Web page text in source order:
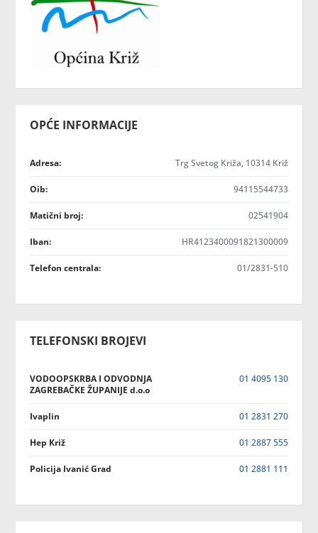
OPĆE INFORMACIJE
Adresa: Trg Svetog Križa, 10314 Križ
Oib: 94115544733
Matični broj: 02541904
Iban: HR4123400091821300009
Telefon centrala: 01/2831-510
TELEFONSKI BROJEVI
VODOOPSKRBA I ODVODNJA
ZAGREBAČKE ŽUPANIJE d.o.o
01 4095 130
Ivaplin 01 2831 270
Hep Križ 01 2887 555
Policija Ivanić Grad 01 2881 111